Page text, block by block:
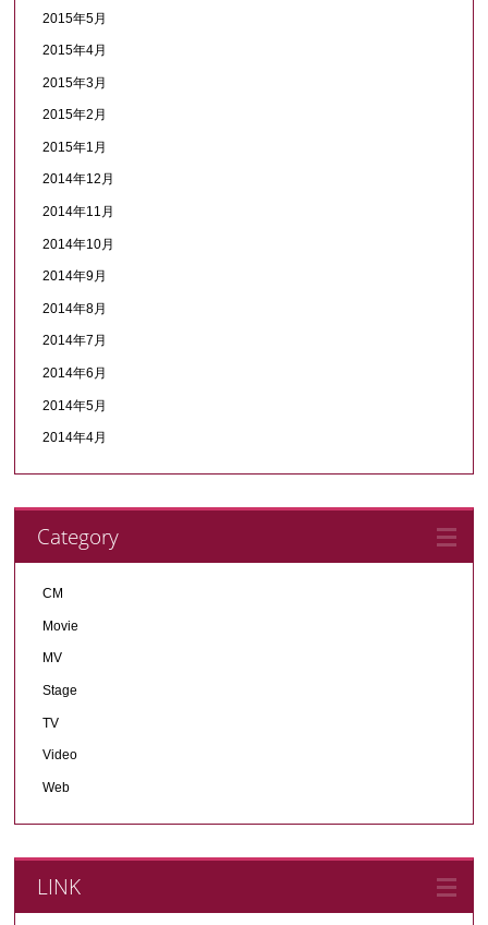
2015年5月
2015年4月
2015年3月
2015年2月
2015年1月
2014年12月
2014年11月
2014年10月
2014年9月
2014年8月
2014年7月
2014年6月
2014年5月
2014年4月
Category
CM
Movie
MV
Stage
TV
Video
Web
LINK